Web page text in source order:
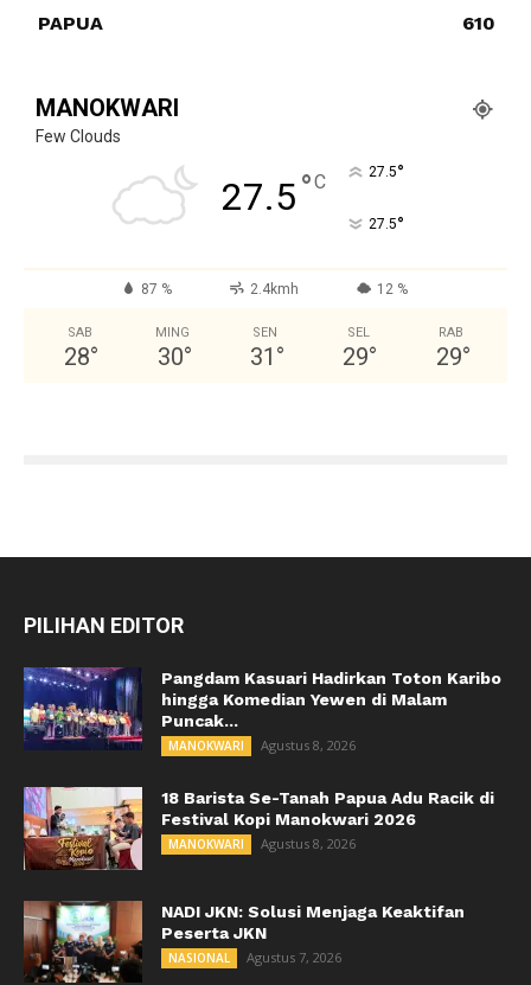
PAPUA
610
MANOKWARI
Few Clouds
27.5°C 27.5°
27.5°
87 % 2.4kmh 12 %
SAB
28°
MING
30°
SEN
31 °
SEL
29°
RAB
29°
PILIHAN EDITOR
Pangdam Kasuari Hadirkan Toton Karibo
hingga Komedian Yewen di Malam
Puncak...
MANOKWARI Agustus 8, 2026
18 Barista Se-Tanah Papua Adu Racik di
Festival Kopi Manokwari 2026
MANOKWARI Agustus 8, 2026
NADI JKN: Solusi Menjaga Keaktifan
Peserta JKN
NASIONAL Agustus 7, 2026